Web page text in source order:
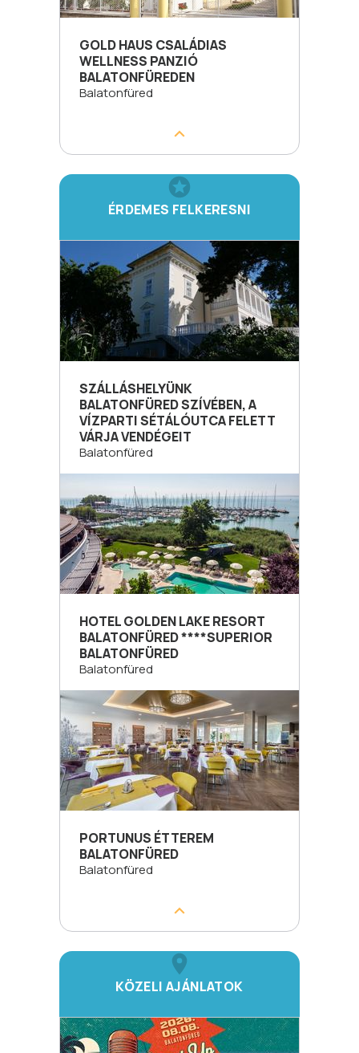
GOLD HAUS CSALÁDIAS
WELLNESS PANZIÓ
BALATONFÜREDEN
Balatonfüred
ÉRDEMES FELKERESNI
SZÁLLÁSHELYÜNK
BALATONFÜRED SZÍVÉBEN, A
VÍZPARTI SÉTÁLÓUTCA FELETT
VÁRJA VENDÉGEIT
Balatonfüred
HOTEL GOLDEN LAKE RESORT
BALATONFÜRED ****SUPERIOR
BALATONFÜRED
Balatonfüred
PORTUNUS ÉTTEREM
BALATONFÜRED
Balatonfüred
KÖZELI AJÁNLATOK